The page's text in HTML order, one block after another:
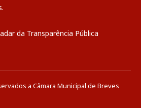
da Transparência Pública
a Câmara Municipal de Breves